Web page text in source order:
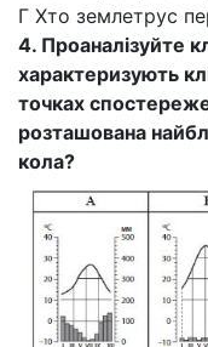
Г Хто землетрус
4. Проаналізуйте
характеризують
точках
розташована
кола?